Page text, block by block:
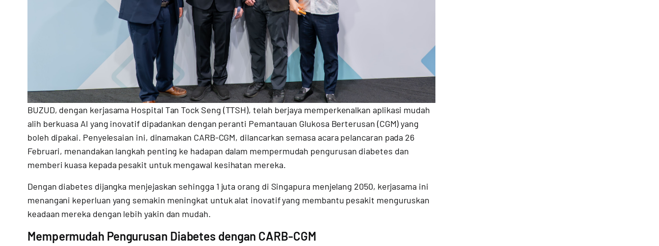
BUZUD, dengan kerjasama Hospital Tan Tock Seng (TTSH), telah berjaya memperkenalkan aplikasi mudah
alih berkuasa AI yang inovatif dipadankan dengan peranti Pemantauan Glukosa Berterusan (CGM) yang
boleh dipakai. Penyelesaian ini, dinamakan CARB-CGM, dilancarkan semasa acara pelancaran pada 26
Februari, menandakan langkah penting ke hadapan dalam mempermudah pengurusan diabetes dan
memberi kuasa kepada pesakit untuk mengawal kesihatan mereka.
Dengan diabetes dijangka menjejaskan sehingga 1 juta orang di Singapura menjelang 2050, kerjasama ini
menangani keperluan yang semakin meningkat untuk alat inovatif yang membantu pesakit menguruskan
keadaan mereka dengan lebih yakin dan mudah.
Mempermudah Pengurusan Diabetes dengan CARB-CGM